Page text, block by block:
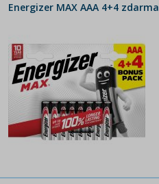
Energizer MAX AAA 4+4 zdarma